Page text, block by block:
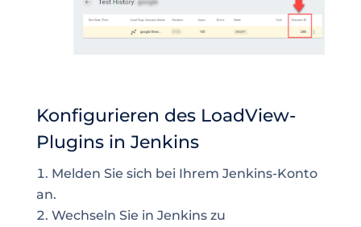
Konfigurieren des LoadView-
Plugins in Jenkins
Melden Sie sich bei Ihrem Jenkins-Konto
an.
Wechseln Sie in Jenkins zu